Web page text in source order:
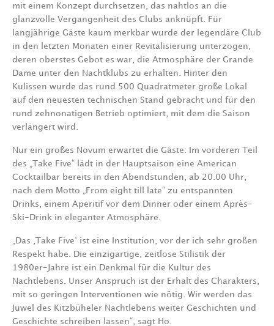
mit einem Konzept durchsetzen, das nahtlos an die
glanzvolle Vergangenheit des Clubs anknüpft. Für
langjährige Gäste kaum merkbar wurde der legendäre Club
in den letzten Monaten einer Revitalisierung unterzogen,
deren oberstes Gebot es war, die Atmosphäre der Grande
Dame unter den Nachtklubs zu erhalten. Hinter den
Kulissen wurde das rund 500 Quadratmeter große Lokal
auf den neuesten technischen Stand gebracht und für den
rund zehnonatigen Betrieb optimiert, mit dem die Saison
verlängert wird.
Nur ein großes Novum erwartet die Gäste: Im vorderen Teil
des „Take Five“ lädt in der Hauptsaison eine American
Cocktailbar bereits in den Abendstunden, ab 20.00 Uhr,
nach dem Motto „From eight till late“ zu entspannten
Drinks, einem Aperitif vor dem Dinner oder einem Après-
Ski-Drink in eleganter Atmosphäre.
„Das ‚Take Five‘ ist eine Institution, vor der ich sehr großen
Respekt habe. Die einzigartige, zeitlose Stilistik der
1980er-Jahre ist ein Denkmal für die Kultur des
Nachtlebens. Unser Anspruch ist der Erhalt des Charakters,
mit so geringen Interventionen wie nötig. Wir werden das
Juwel des Kitzbüheler Nachtlebens weiter Geschichten und
Geschichte schreiben lassen“, sagt Ho.